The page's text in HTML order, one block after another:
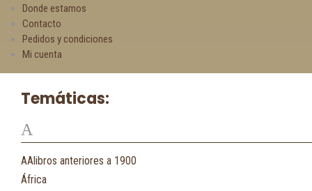
Donde estamos
Contacto
Pedidos y condiciones
Mi cuenta
Temáticas:
A
AAlibros anteriores a 1900
África